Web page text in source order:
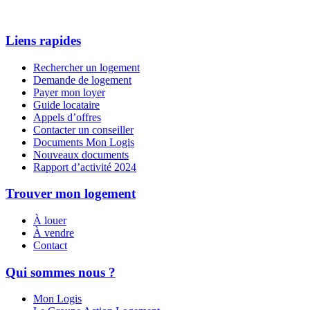
Liens rapides
Rechercher un logement
Demande de logement
Payer mon loyer
Guide locataire
Appels d’offres
Contacter un conseiller
Documents Mon Logis
Nouveaux documents
Rapport d’activité 2024
Trouver mon logement
À louer
À vendre
Contact
Qui sommes nous ?
Mon Logis